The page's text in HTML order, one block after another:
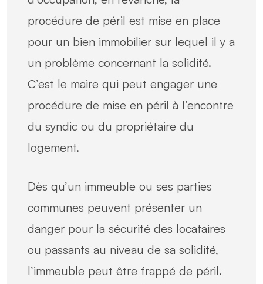
procédure de péril est mise en place
pour un bien immobilier sur lequel il y a
un problème concernant la solidité.
C’est le maire qui peut engager une
procédure de mise en péril à l’encontre
du syndic ou du propriétaire du
logement.
Dès qu’un immeuble ou ses parties
communes peuvent présenter un
danger pour la sécurité des locataires
ou passants au niveau de sa solidité,
l’immeuble peut être frappé de péril.